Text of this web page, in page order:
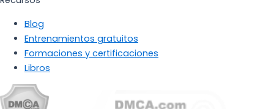
Blog
Entrenamientos gratuitos
Formaciones y certificaciones
Libros